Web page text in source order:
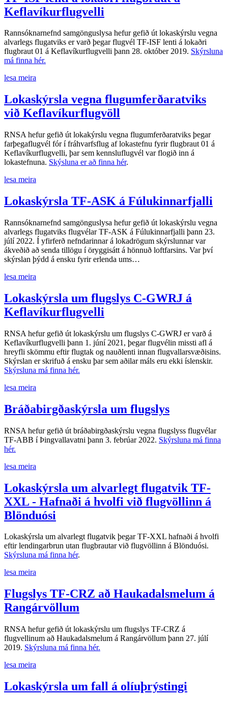
Keflavíkurflugvelli
Rannsóknarnefnd samgönguslysa hefur gefið út lokaskýrslu vegna
alvarlegs flugatviks er varð þegar flugvél TF-ISF lenti á lokaðri
flugbraut 01 á Keflavíkurflugvelli þann 28. október 2019. Skýrsluna
má finna hér.
lesa meira
Lokaskýrsla vegna flugumferðaratviks
við Keflavíkurflugvöll
RNSA hefur gefið út lokakýrslu vegna flugumferðaratviks þegar
farþegaflugvél fór í fráhvarfsflug af lokastefnu fyrir flugbraut 01 á
Keflavíkurflugvelli, þar sem kennsluflugvél var flogið inn á
lokastefnuna. Skýsluna er að finna hér.
lesa meira
Lokaskýrsla TF-ASK á Fúlukinnarfjalli
Rannsóknarnefnd samgönguslysa hefur gefið út lokaskýrslu vegna
alvarlegs flugatviks flugvélar TF-ASK á Fúlukinnarfjalli þann 23.
júlí 2022. Í yfirferð nefndarinnar á lokadrögum skýrslunnar var
ákveðið að senda tillögu í öryggisátt á hönnuð loftfarsins. Var því
skýrslan þýdd á ensku fyrir erlenda ums…
lesa meira
Lokaskýrsla um flugslys C-GWRJ á
Keflavíkurflugvelli
RNSA hefur gefið út lokaskýrslu um flugslys C-GWRJ er varð á
Keflavíkurflugvelli þann 1. júní 2021, þegar flugvélin missti afl á
hreyfli skömmu eftir flugtak og nauðlenti innan flugvallarsvæðisins.
Skýrslan er skrifuð á ensku þar sem aðilar máls eru ekki íslenskir.
Skýrsluna má finna hér.
lesa meira
Bráðabirgðaskýrsla um flugslys
RNSA hefur gefið út bráðabirgðaskýrslu vegna flugslyss flugvélar
TF-ABB í Þingvallavatni þann 3. febrúar 2022. Skýrsluna má finna
hér.
lesa meira
Lokaskýrsla um alvarlegt flugatvik TF-
XXL - Hafnaði á hvolfi við flugvöllinn á
Blönduósi
Lokaskýrsla um alvarlegt flugatvik þegar TF-XXL hafnaði á hvolfi
eftir lendingarbrun utan flugbrautar við flugvöllinn á Blönduósi.
Skýrsluna má finna hér.
lesa meira
Flugslys TF-CRZ að Haukadalsmelum á
Rangárvöllum
RNSA hefur gefið út lokaskýrslu um flugslys TF-CRZ á
flugvellinum að Haukadalsmelum á Rangárvöllum þann 27. júlí
2019. Skýrsluna má finna hér.
lesa meira
Lokaskýrsla um fall á olíuþrýstingi